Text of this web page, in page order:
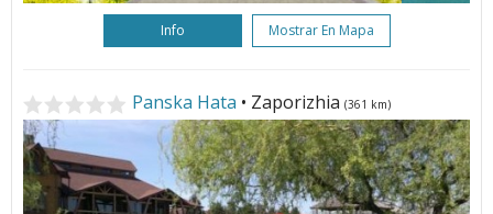
Info Mostrar En Mapa
Panska Hata • Zaporizhia (361 km)